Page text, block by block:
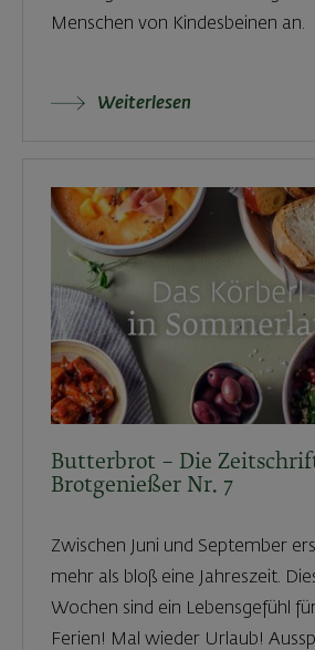
Menschen von Kindesbeinen an.
Weiterlesen
Butterbrot – Die
Brotgenießer Nr. 7
Zwischen Juni und September
mehr als bloß eine Jahreszeit.
Wochen sind ein Lebensgefühl
Ferien! Mal wieder Urlaub!